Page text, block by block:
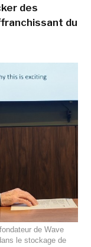
des
du
de Wave
le stockage de